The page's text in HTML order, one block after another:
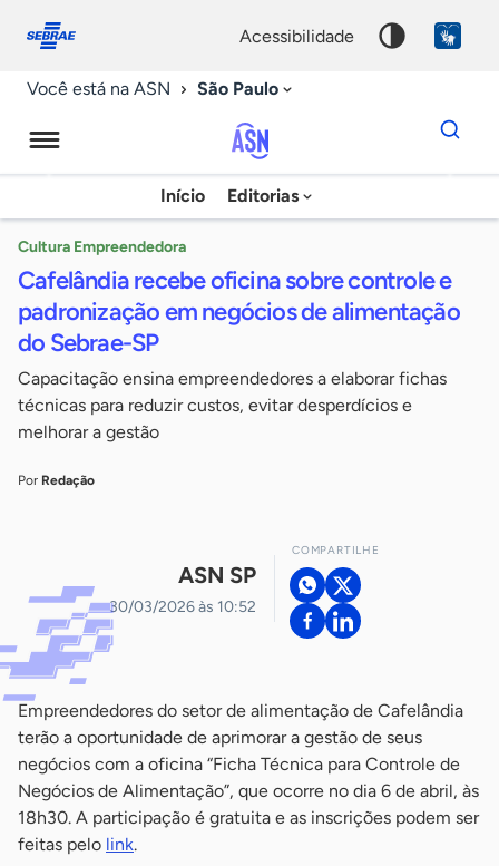
conosco
acessibilidade
Você está na ASN São Paulo
Agência
Sebrae
Notícias
Início Editorias
Dados
para
chave
Cultura Empreendedora
Cafelândia recebe oficina sobre controle e
padronização em negócios de alimentação
do Sebrae-SP
Capacitação ensina empreendedores a elaborar fichas
técnicas para reduzir custos, evitar desperdícios e
melhorar a gestão
Por Redação
ASN SP
30/03/2026 às 10:52
COMPARTILHE
Empreendedores do setor de alimentação de Cafelândia
terão a oportunidade de aprimorar a gestão de seus
negócios com a oficina “Ficha Técnica para Controle de
Negócios de Alimentação”, que ocorre no dia 6 de abril, às
18h30. A participação é gratuita e as inscrições podem ser
feitas pelo link.